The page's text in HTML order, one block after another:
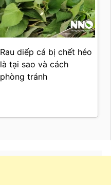
Rau diếp cá bị chết héo
là tại sao và cách
phòng tránh